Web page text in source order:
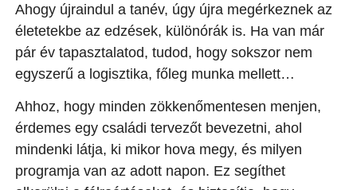
Ahogy újraindul a tanév, úgy újra megérkeznek az
életetekbe az edzések, különórák is. Ha van már
pár év tapasztalatod, tudod, hogy sokszor nem
egyszerű a logisztika, főleg munka mellett…
Ahhoz, hogy minden zökkenőmentesen menjen,
érdemes egy családi tervezőt bevezetni, ahol
mindenki látja, ki mikor hova megy, és milyen
programja van az adott napon. Ez segíthet